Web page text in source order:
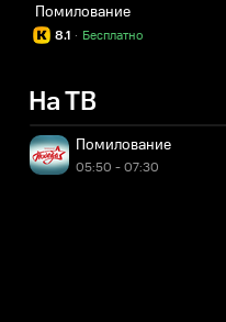
Помилование
8.1 Бесплатно
·
На ТВ
Помилование
05:50 - 07:30